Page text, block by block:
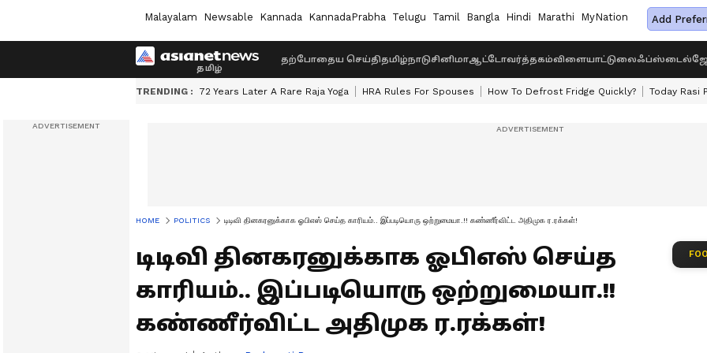
Malayalam Newsable Kannada KannadaPrabha Telugu Tamil Bangla Hindi Marathi MyNation Add
தற்போதைய செய்திதமிழ்நாடுசினிமாஆட்டோவர்த்தகம்விளையாட்டுலைஃப்ஸ்டைல்
TRENDING : 72 Years Later A Rare Raja Yoga HRA Rules For Spouses How To Defrost Fridge Quickly? Today Rasi
HOME POLITICS டிடிவி தினகரனுக்காக ஓபிஎஸ் செய்த காரியம்.. இப்படியொரு ஒற்றுமையா.!! கண்ணீர்விட்ட அதிமுக ர.ரக்கள்!
டிடிவி தினகரனுக்காக ஓபிஎஸ் செய்த
காரியம்.. இப்படியொரு ஒற்றுமையா.!!
கண்ணீர்விட்ட அதிமுக ர.ரக்கள்!